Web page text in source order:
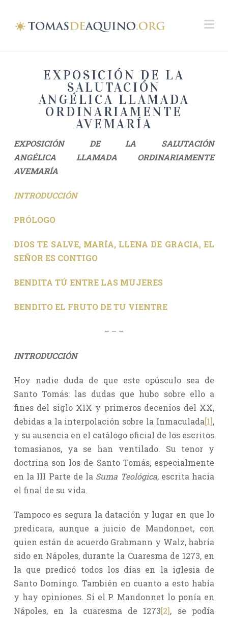
EXPOSICIÓN DE LA
SALUTACIÓN
ANGÉLICA LLAMADA
ORDINARIAMENTE
AVEMARÍA
EXPOSICIÓN DE LA SALUTACIÓN
ANGÉLICA LLAMADA ORDINARIAMENTE
AVEMARÍA
INTRODUCCIÓN
PRÓLOGO
DIOS TE SALVE, MARÍA, LLENA DE GRACIA, EL
SEÑOR ES CONTIGO
BENDITA TÚ ENTRE LAS MUJERES
BENDITO EL FRUTO DE TU VIENTRE
– – –
INTRODUCCIÓN
Hoy nadie duda de que este opúsculo sea de
Santo Tomás: las dudas que hubo sobre ello a
fines del siglo XIX y primeros decenios del XX,
debidas a la interpolación sobre la Inmaculada[1],
y su ausencia en el catálogo oficial de los escritos
tomasianos, ya se han ventilado. Su tenor y
doctrina son los de Santo Tomás, especialmente
en la III Parte de la Suma Teológica, escrita hacia
el final de su vida.
Tampoco es segura la datación y lugar en que lo
predicara, aunque a juicio de Mandonnet, con
quien están de acuerdo Grabmann y Walz, habría
sido en Nápoles, durante la Cuaresma de 1273, en
la que predicó todos los días en la iglesia de
Santo Domingo. También en cuanto a esto había
y hay opiniones. Si el P. Mandonnet lo ponía en
Nápoles, en la cuaresma de 1273[2], se podía